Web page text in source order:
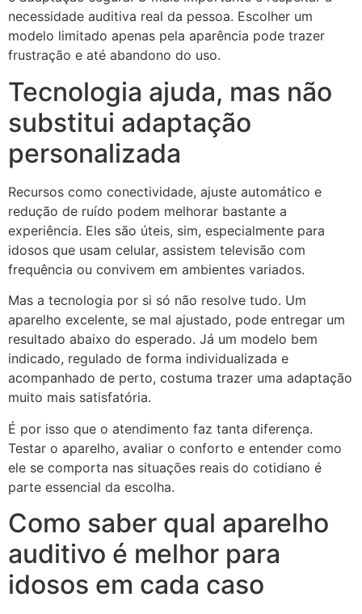
necessidade auditiva real da pessoa. Escolher um
modelo limitado apenas pela aparência pode trazer
frustração e até abandono do uso.
Tecnologia ajuda, mas não
substitui adaptação
personalizada
Recursos como conectividade, ajuste automático e
redução de ruído podem melhorar bastante a
experiência. Eles são úteis, sim, especialmente para
idosos que usam celular, assistem televisão com
frequência ou convivem em ambientes variados.
Mas a tecnologia por si só não resolve tudo. Um
aparelho excelente, se mal ajustado, pode entregar um
resultado abaixo do esperado. Já um modelo bem
indicado, regulado de forma individualizada e
acompanhado de perto, costuma trazer uma adaptação
muito mais satisfatória.
É por isso que o atendimento faz tanta diferença.
Testar o aparelho, avaliar o conforto e entender como
ele se comporta nas situações reais do cotidiano é
parte essencial da escolha.
Como saber qual aparelho
auditivo é melhor para
idosos em cada caso